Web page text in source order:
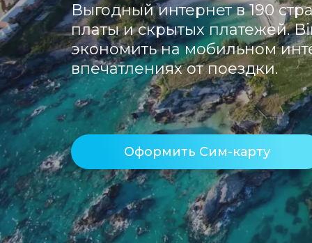
Выгодный интернет в 190
платы и скрытых платежей.
экономить на мобильном
впечатлениях от поездки.
Оформить Сим-карту